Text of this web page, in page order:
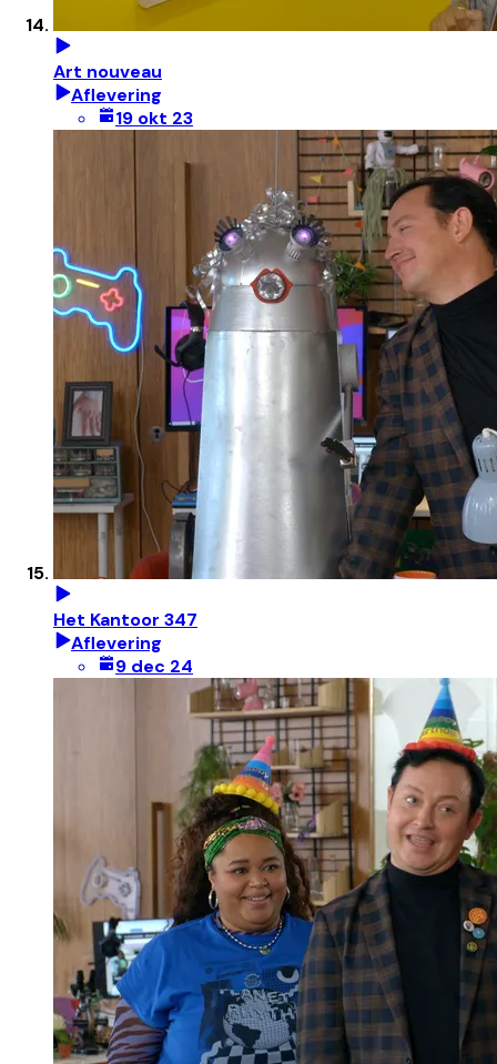
Art nouveau
Aflevering
19 okt 23
Het Kantoor 347
Aflevering
9 dec 24